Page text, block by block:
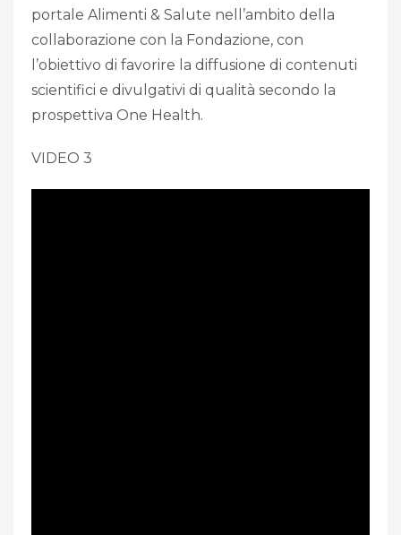
portale Alimenti & Salute nell’ambito della
collaborazione con la Fondazione, con
l’obiettivo di favorire la diffusione di contenuti
scientifici e divulgativi di qualità secondo la
prospettiva One Health.
VIDEO 3